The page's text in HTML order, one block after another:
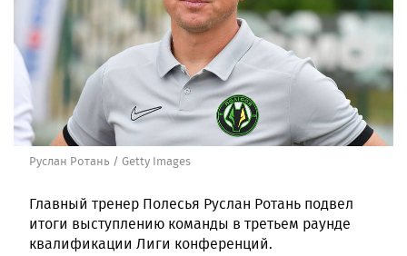
Руслан Ротань / Getty Images
Главный тренер Полесья Руслан Ротань подвел
итоги выступлению команды в третьем раунде
квалификации Лиги конференций.